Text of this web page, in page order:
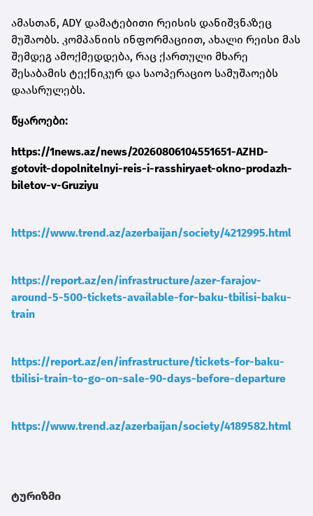
ამასთან, ADY დამატებითი რეისის დანიშვნაზეც
მუშაობს. კომპანიის ინფორმაციით, ახალი რეისი მას
შემდეგ ამოქმედდება, რაც ქართული მხარე
შესაბამის ტექნიკურ და საოპერაციო სამუშაოებს
დაასრულებს.
წყაროები:
https://1news.az/news/20260806104551651-AZHD-
gotovit-dopolnitelnyi-reis-i-rasshiryaet-okno-prodazh-
biletov-v-Gruziyu
https://www.trend.az/azerbaijan/society/4212995.html
https://report.az/en/infrastructure/azer-farajov-
around-5-500-tickets-available-for-baku-tbilisi-baku-
train
https://report.az/en/infrastructure/tickets-for-baku-
tbilisi-train-to-go-on-sale-90-days-before-departure
https://www.trend.az/azerbaijan/society/4189582.html
ტურიზმი